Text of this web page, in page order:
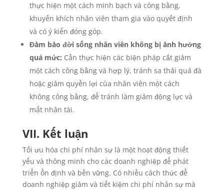
thực hiện một cách minh bạch và công bằng,
khuyến khích nhân viên tham gia vào quyết định
và có ý kiến đóng góp.
Đảm bảo đời sống nhân viên không bị ảnh hưởng
quá mức: Cần thực hiện các biện pháp cắt giảm
một cách công bằng và hợp lý, tránh sa thải quá đà
hoặc giảm quyền lợi của nhân viên một cách
không công bằng, để tránh làm giảm động lực và
mất nhân tài.
VII. Kết luận
Tối ưu hóa chi phí nhân sự là một hoạt động thiết
yếu và thông minh cho các doanh nghiệp để phát
triển ổn định và bền vững. Có nhiều cách thức để
doanh nghiệp giảm và tiết kiệm chi phí nhân sự mà